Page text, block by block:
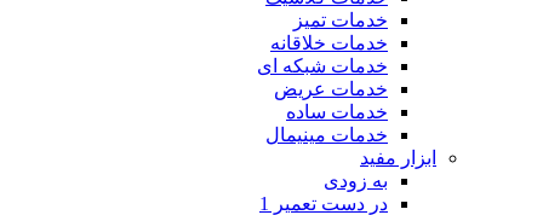
خدمات تمیز
خدمات خلاقانه
خدمات شبکه ای
خدمات عریض
خدمات ساده
خدمات مینیمال
ابزار مفید
به زودی
در دست تعمیر 1